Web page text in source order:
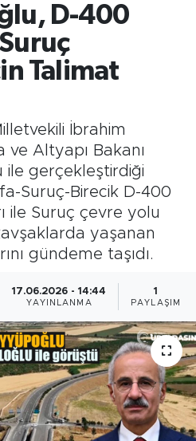
D-400
Talimat
İbrahim
ve Altyapı Bakanı
gerçekleştirdiği
Suruç-Birecik D-400
ile Suruç çevre yolu
yaşanan
gündeme taşıdı.
17.06.2026 - 14:44
YAYINLANMA
1
PAYLAŞIM